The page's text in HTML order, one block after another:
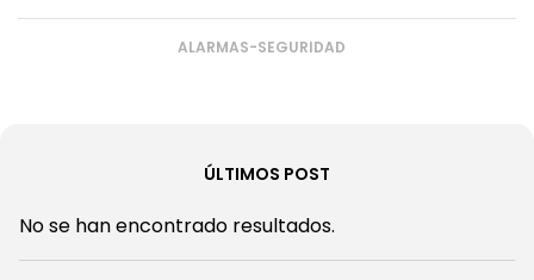
ALARMAS-SEGURIDAD
ÚLTIMOS POST
No se han encontrado resultados.